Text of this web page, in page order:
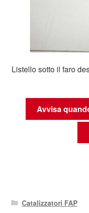
Listello sotto il faro
Avvisa
Catalizzatori FAP